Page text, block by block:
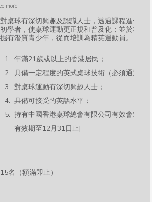
對桌球有深切興趣及認識人士，透過課程進一步
初學者，使桌球運動更正規和普及化；並於本地
掘有潛質青少年，從而培訓為精英運動員。
年滿21歲或以上的香港居民；
具備一定程度的英式桌球技術（必須通過黃
對桌球運動有深切興趣人士；
具備可接受的英語水平；
持有中國香港桌球總會有限公司有效會籍 [
有效期至12月31日止]
15名（額滿即止）